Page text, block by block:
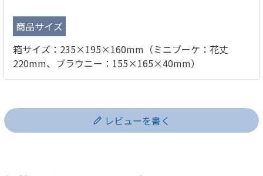
商品サイズ
箱サイズ：235×195×160mm（ミニブーケ：花丈
220mm、ブラウニー：155×165×40mm）
レビューを書く